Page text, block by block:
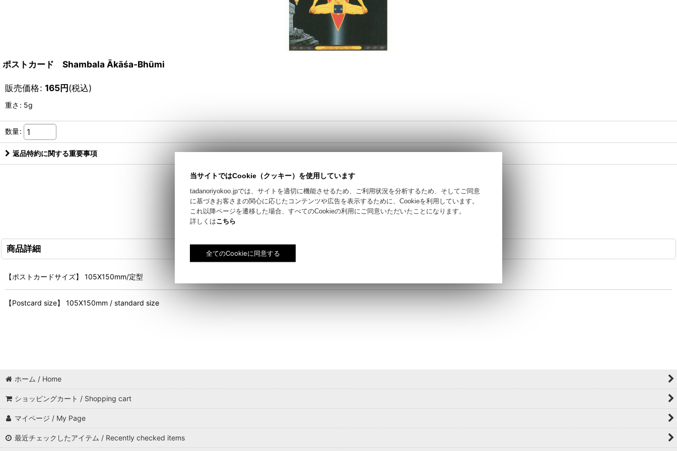
ポストカード Shambala Ākāśa-Bhūmi
販売価格: 165円(税込)
重さ : 5g
数量:
返品特約に関する重要事項
お問い合わせ
商品詳細
【ポストカードサイズ】 105X150mm/定型
【Postcard size】 105X150mm / standard size
ホーム / Home
ショッピングカート / Shopping cart
マイページ / My Page
最近チェックしたアイテム / Recently checked items
当サイトではCookie（クッキー）を使用しています
tadanoriyokoo.jpでは、サイトを適切に機能させるため、ご利用状況を分析するため、そしてご同意
に基づきお客さまの関心に応じたコンテンツや広告を表示するために、Cookieを利用しています。
これ以降ページを遷移した場合、すべてのCookieの利用にご同意いただいたことになります。
詳しくはこちら